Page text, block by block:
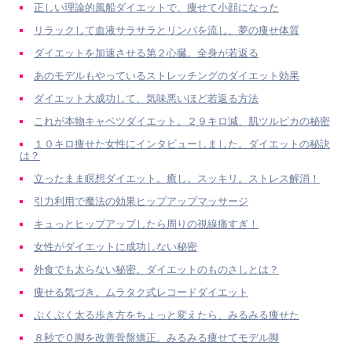
正しい理論的風船ダイエットで、痩せて小顔になった
リラックして血液サラサラとリンパを流し、夢の痩せ体質
ダイエットを加速させる第２心臓。全身が若返る
あのモデルもやっているストレッチングのダイエット効果
ダイエット大成功して、気味悪いほど若返る方法
これが本物キャベツダイエット。２９キロ減、肌ツルピカの秘密
１０キロ痩せた女性にインタビューしました。ダイエットの秘訣
は？
立ったまま瞑想ダイエット。癒し。スッキリ。ストレス解消！
引力利用で魔法の効果ヒップアップマッサージ
キュっとヒップアップしたら周りの視線痛すぎ！
女性がダイエットに成功しない秘密
外食でも太らない秘密。ダイエットのものさしとは？
痩せる気づき。ムラタク式レコードダイエット
ぶくぶく太る歩き方をちょっと変えたら、みるみる痩せた
８秒でＯ脚を改善骨盤矯正。みるみる痩せてモデル脚